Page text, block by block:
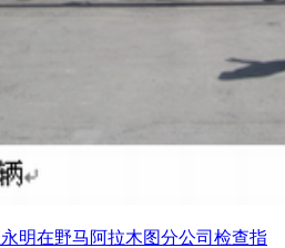
明在野马阿拉木图分公司检查指